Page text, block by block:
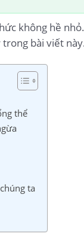
không hề
trong bài viết
thể
ta